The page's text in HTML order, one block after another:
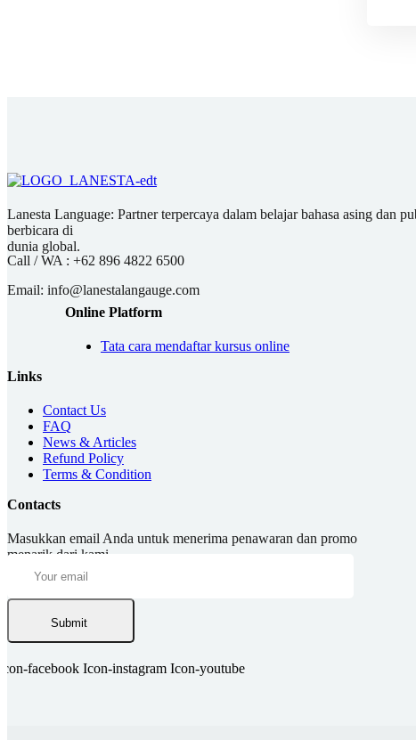
Lanesta Language: Partner terpercaya dalam belajar bahasa asing dan
berbicara di
dunia global.
Call / WA : +62 896 4822 6500
Email: info@lanestalangauge.com
Online Platform
Tata cara mendaftar kursus online
Links
Contact Us
FAQ
News & Articles
Refund Policy
Terms & Condition
Contacts
Masukkan email Anda untuk menerima penawaran dan promo
menarik dari kami.
Submit
facebook Icon-instagram Icon-youtube